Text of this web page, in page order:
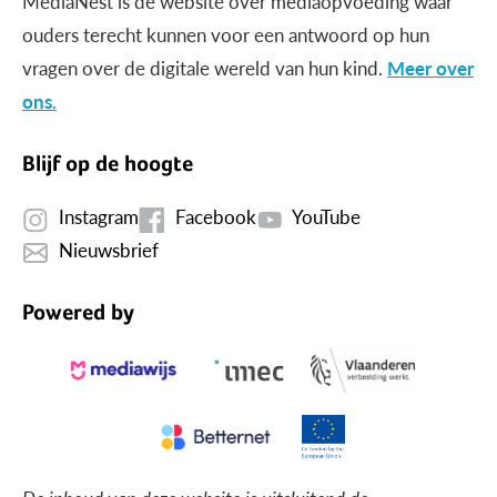
ouders terecht kunnen voor een antwoord op hun
vragen over de digitale wereld van hun kind. Meer over
ons.
Blijf op de hoogte
Instagram Facebook
YouTube
Nieuwsbrief
Powered by